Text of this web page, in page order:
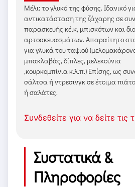
Μέλι: το γλυκό της φύσης. Ιδανικό
αντικατάσταση της ζάχαρης σε
παρασκευής κέικ, μπισκότων και
αρτοσκευασμάτων. Απαραίτητο
για γλυκά του ταψιού
μπακλαβάς, δίπλες, μελεκούνια
,κουρκομπίνια κ.λ.π.) Επίσης, ως
σάλτσα ή ντρεσινγκ σε έτοιμα
ή σαλάτες.
Συνδεθείτε για να δείτε τις
Συστατικά &
Πληροφορίες